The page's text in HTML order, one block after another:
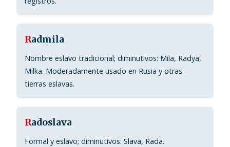
Radmila
Nombre eslavo tradicional; diminutivos: Mila, Radya,
Milka. Moderadamente usado en Rusia y otras
tierras eslavas.
Radoslava
Formal y eslavo; diminutivos: Slava, Rada.